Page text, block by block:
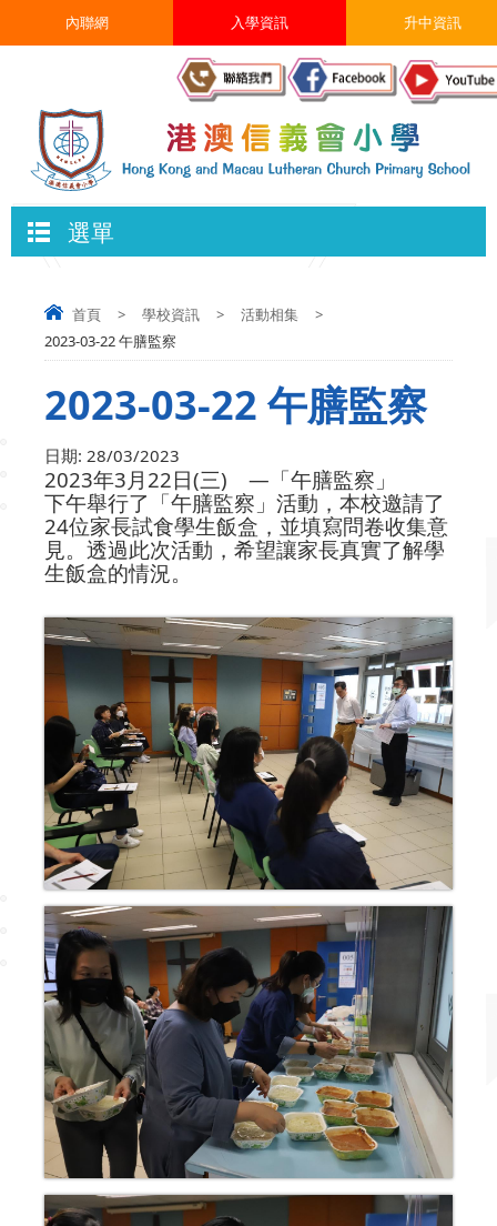
升中資訊
入學資訊
內聯網
選單
首頁 > 學校資訊 > 活動相集
>
2023-03-22 午膳監察
2023-03-22 午膳監察
日期: 28/03/2023
2023年3月22日(三) —「午膳監察」
下午舉行了「午膳監察」活動，本校邀請了
24位家長試食學生飯盒，並填寫問卷收集意
見。透過此次活動，希望讓家長真實了解學
生飯盒的情況。